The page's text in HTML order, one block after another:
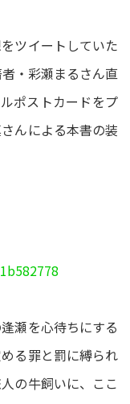
ツイートしていた
・彩瀬まるさん直
ポストカードをプ
んによる本書の装
瀬を心待ちにする
る罪と罰に縛られ
の牛飼いに、ここ